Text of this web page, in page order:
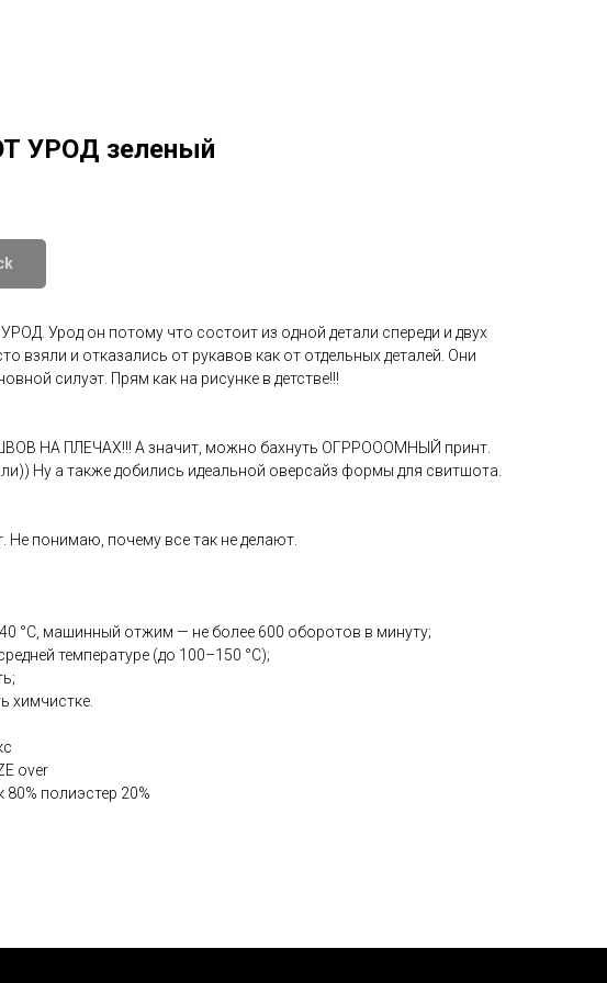
УРОД зеленый
Урод он потому что состоит из одной детали спереди и двух
взяли и отказались от рукавов как от отдельных деталей. Они
силуэт. Прям как на рисунке в детстве!!!
НА ПЛЕЧАХ!!! А значит, можно бахнуть ОГРРОООМНЫЙ принт.
Ну а также добились идеальной оверсайз формы для свитшота.
Не понимаю, почему все так не делают.
°С, машинный отжим — не более 600 оборотов в минуту;
температуре (до 100–150 °С);
химчистке.
over
80% полиэстер 20%